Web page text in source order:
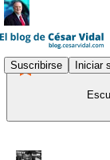
Suscribirse Iniciar